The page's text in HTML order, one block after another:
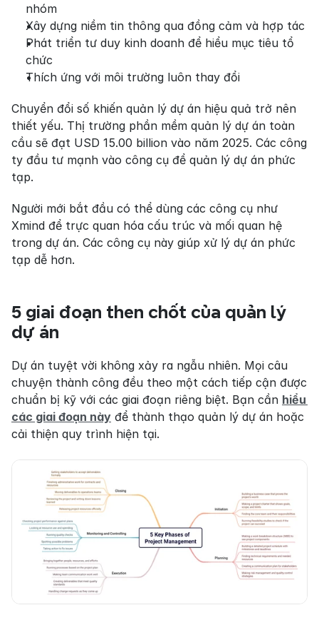
nhóm
Xây dựng niềm tin thông qua đồng cảm và hợp tác
Phát triển tư duy kinh doanh để hiểu mục tiêu tổ
chức
Thích ứng với môi trường luôn thay đổi
Chuyển đổi số khiến quản lý dự án hiệu quả trở nên
thiết yếu. Thị trường phần mềm quản lý dự án toàn
cầu sẽ đạt USD 15.00 billion vào năm 2025. Các công
ty đầu tư mạnh vào công cụ để quản lý dự án phức
tạp.
Người mới bắt đầu có thể dùng các công cụ như
Xmind để trực quan hóa cấu trúc và mối quan hệ
trong dự án. Các công cụ này giúp xử lý dự án phức
tạp dễ hơn.
5 giai đoạn then chốt của quản lý
dự án
Dự án tuyệt vời không xảy ra ngẫu nhiên. Mọi câu
chuyện thành công đều theo một cách tiếp cận được
chuẩn bị kỹ với các giai đoạn riêng biệt. Bạn cần hiểu
các giai đoạn này để thành thạo quản lý dự án hoặc
cải thiện quy trình hiện tại.